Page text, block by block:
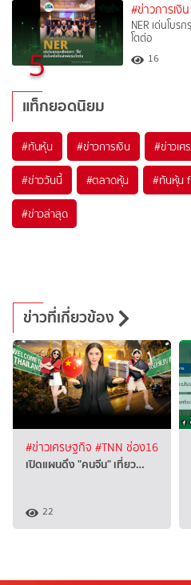
5
#ข่าวการเงิ
NER เด่นโบร
โตต่อ
16
แท็กยอดนิยม
#ทันหุ้น #ข่าวการเงิน #ข่าวเศ
#ข่าววันนี้ #ตลาดหุ้น #ทันหุ้น
#ข่าวล่าสุด
ข่าวที่เกี่ยวข้อง
#ข่าวเศรษฐกิจ #TNN ช่อง16
เปิดแผนดึง "คนจีน" เที่ยว…
22